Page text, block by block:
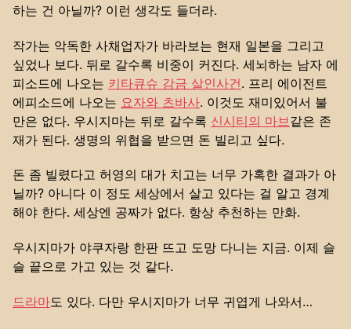
하는 건 아닐까? 이런 생각도 들더라.
작가는 악독한 사채업자가 바라보는 현재 일본을 그리고
싶었나 보다. 뒤로 갈수록 비중이 커진다. 세뇌하는 남자 에
피소드에 나오는 키타큐슈 감금 살인사건. 프리 에이전트
에피소드에 나오는 요자와 츠바사. 이것도 재미있어서 불
만은 없다. 우시지마는 뒤로 갈수록 신시티의 마브 같은 존
재가 된다. 생명의 위협을 받으면 돈 빌리고 싶다.
돈 좀 빌렸다고 허영의 대가 치고는 너무 가혹한 결과가 아
닐까? 아니다 이 정도 세상에서 살고 있다는 걸 알고 경계
해야 한다. 세상엔 공짜가 없다. 항상 추천하는 만화.
우시지마가 야쿠자랑 한판 뜨고 도망 다니는 지금. 이제 슬
슬 끝으로 가고 있는 것 같다.
드라마도 있다. 다만 우시지마가 너무 귀엽게 나와서…